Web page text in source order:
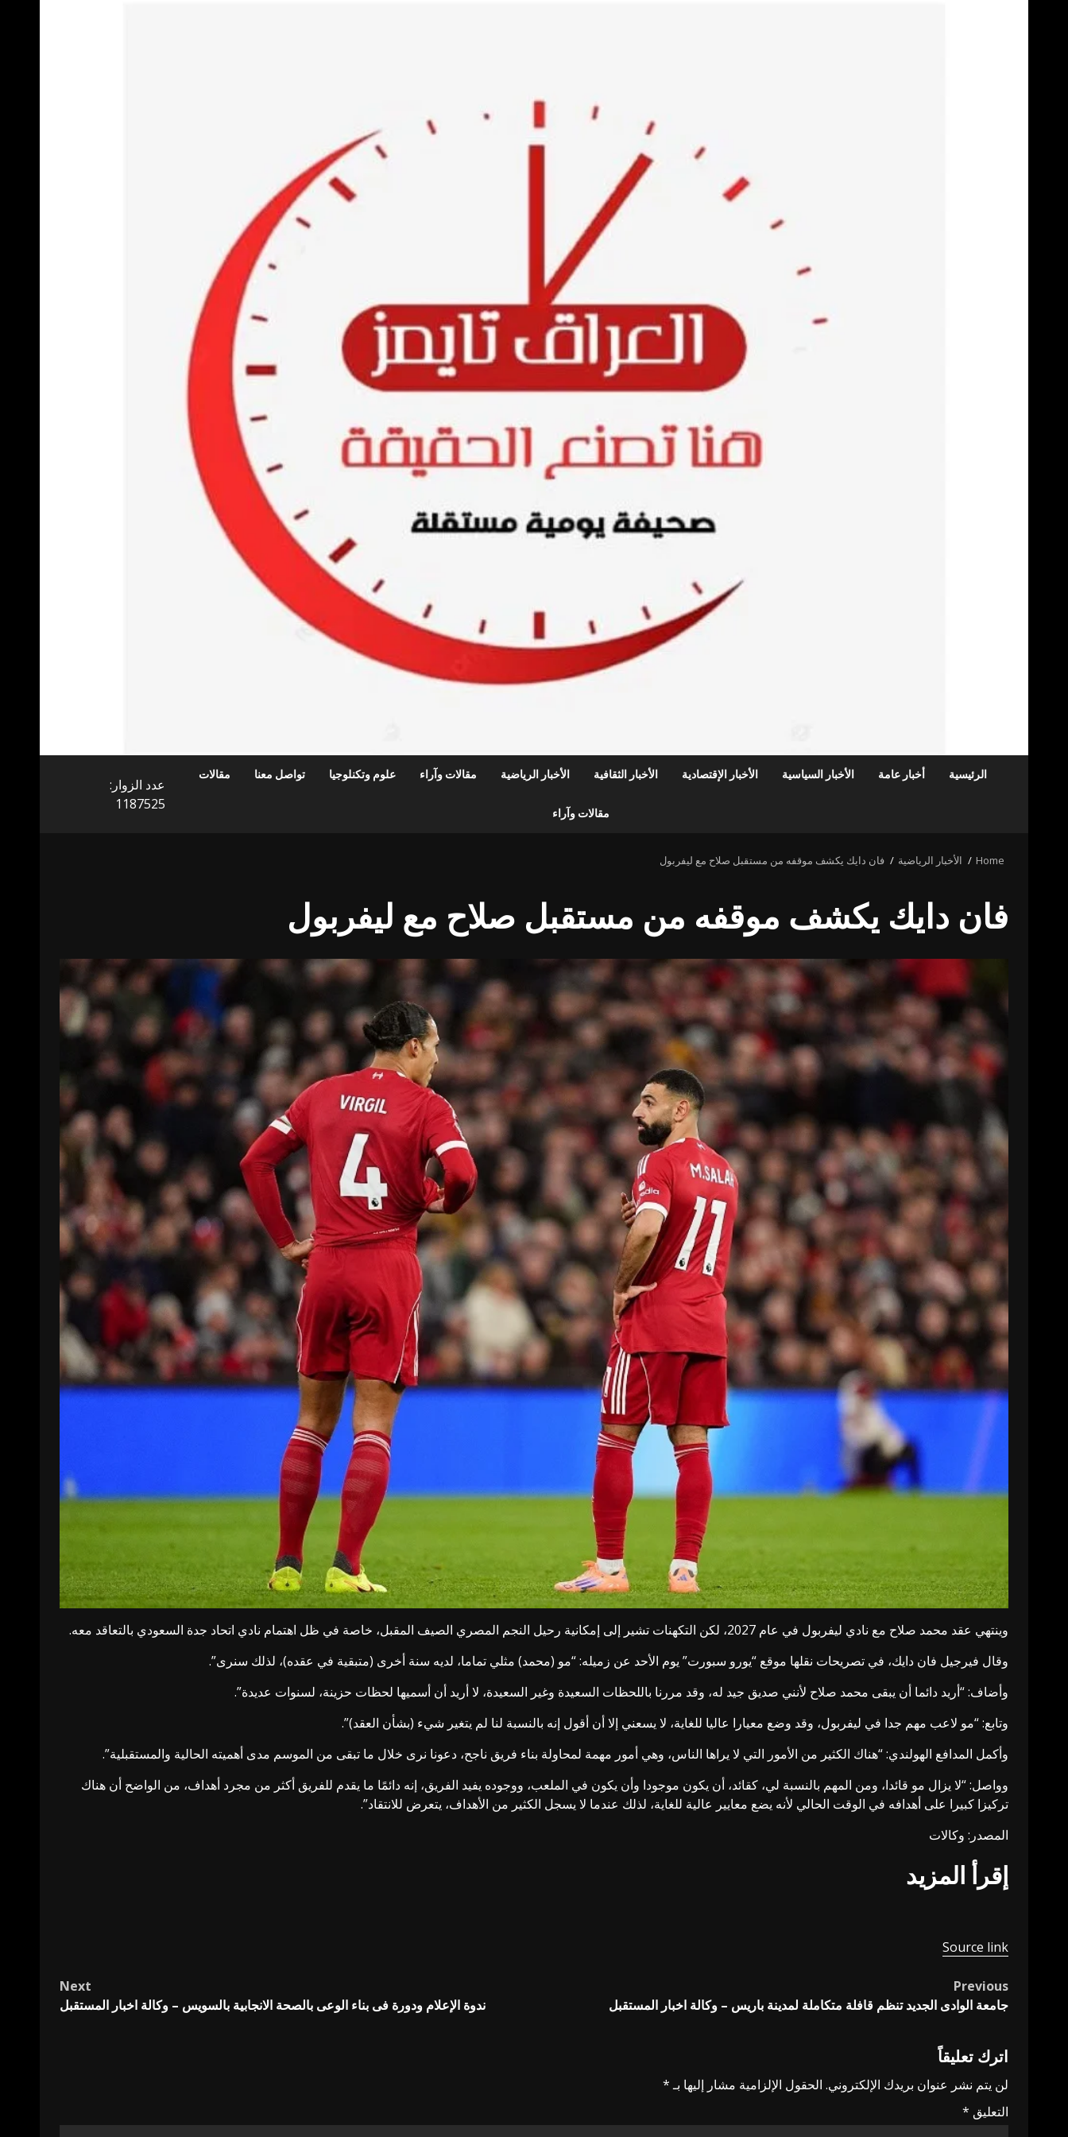
الرئيسية أخبار عامة الأخبار السياسية الأخبار الإقتصادية الأخبار الثقافية الأخبار الرياضية مقالات وآراء علوم وتكنلوجيا تواصل معنا مقالات
مقالات وآراء
عدد الزوار:
1187525
Home الأخبار الرياضية فان دايك يكشف موقفه من مستقبل صلاح مع ليفربول
فان دايك يكشف موقفه من مستقبل صلاح مع ليفربول
وينتهي عقد محمد صلاح مع نادي ليفربول في عام 2027، لكن التكهنات تشير إلى إمكانية رحيل النجم المصري الصيف المقبل، خاصة في ظل اهتمام نادي اتحاد جدة السعودي بالتعاقد معه.
وقال فيرجيل فان دايك، في تصريحات نقلها موقع “يورو سبورت” يوم الأحد عن زميله: “مو (محمد) مثلي تماما، لديه سنة أخرى (متبقية في عقده)، لذلك سنرى”.
وأضاف: “أريد دائما أن يبقى محمد صلاح لأنني صديق جيد له، وقد مررنا باللحظات السعيدة وغير السعيدة، لا أريد أن أسميها لحظات حزينة، لسنوات عديدة”.
وتابع: “مو لاعب مهم جدا في ليفربول، وقد وضع معيارا عاليا للغاية، لا يسعني إلا أن أقول إنه بالنسبة لنا لم يتغير شيء (بشأن العقد)”.
وأكمل المدافع الهولندي: “هناك الكثير من الأمور التي لا يراها الناس، وهي أمور مهمة لمحاولة بناء فريق ناجح، دعونا نرى خلال ما تبقى من الموسم مدى أهميته الحالية والمستقبلية”.
وواصل: “لا يزال مو قائدا، ومن المهم بالنسبة لي، كقائد، أن يكون موجودا وأن يكون في الملعب، ووجوده يفيد الفريق، إنه دائمًا ما يقدم للفريق أكثر من مجرد أهداف، من الواضح أن هناك
تركيزا كبيرا على أهدافه في الوقت الحالي لأنه يضع معايير عالية للغاية، لذلك عندما لا يسجل الكثير من الأهداف، يتعرض للانتقاد”.
المصدر: وكالات
إقرأ المزيد
Source link
Post
navigation
Previous
جامعة الوادى الجديد تنظم قافلة متكاملة لمدينة باريس – وكالة اخبار المستقبل
Next
ندوة الإعلام ودورة فى بناء الوعى بالصحة الانجابية بالسويس – وكالة اخبار المستقبل
اترك تعليقاً
لن يتم نشر عنوان بريدك الإلكتروني. الحقول الإلزامية مشار إليها بـ*
التعليق *